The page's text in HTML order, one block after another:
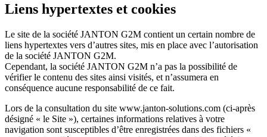
Liens hypertextes et cookies
Le site de la société JANTON G2M contient un certain nombre de
liens hypertextes vers d’autres sites, mis en place avec l’autorisation
de la société JANTON G2M.
Cependant, la société JANTON G2M n’a pas la possibilité de
vérifier le contenu des sites ainsi visités, et n’assumera en
conséquence aucune responsabilité de ce fait.
Lors de la consultation du site www.janton-solutions.com (ci-après
désigné « le Site »), certaines informations relatives à votre
navigation sont susceptibles d’être enregistrées dans des fichiers «